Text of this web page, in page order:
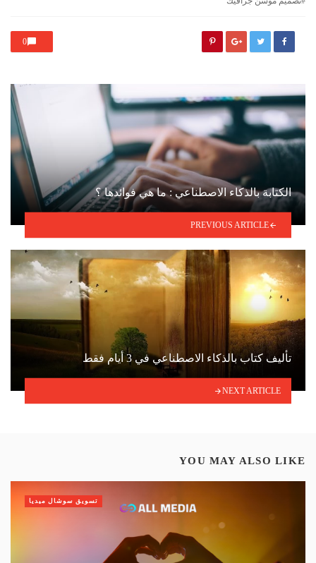
0
الكتابة بالذكاء الاصطناعي : ما هي فوائدها ؟
PREVIOUS ARTICLE
تأليف كتاب بالذكاء الاصطناعي في 3 أيام فقط
NEXT ARTICLE
YOU MAY ALSO LIKE
تسويق سوشال ميديا